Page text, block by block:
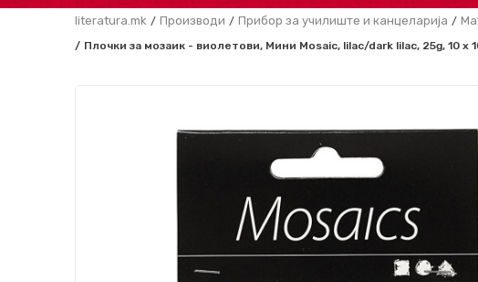
literatura.mk Производи Прибор за училиште и канцеларија
Плочки за мозаик - виолетови, Мини Mosaic, lilac/dark lilac, 25g, 10 x